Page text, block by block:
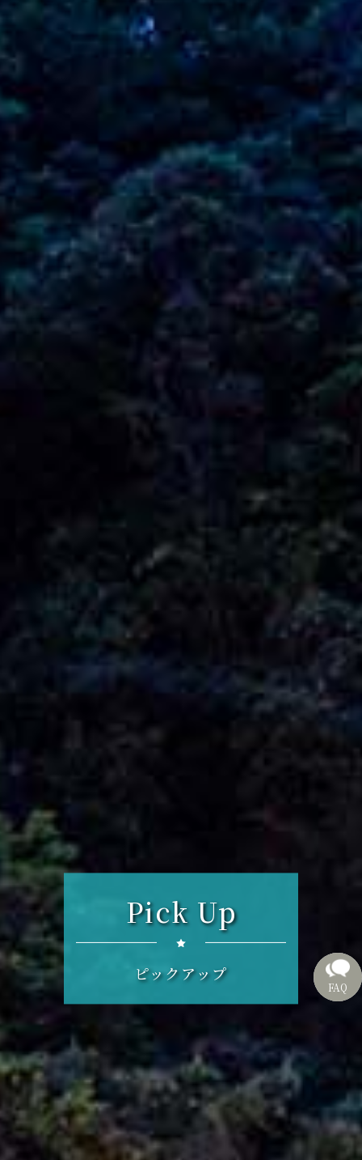
Pick Up
ピックアップ